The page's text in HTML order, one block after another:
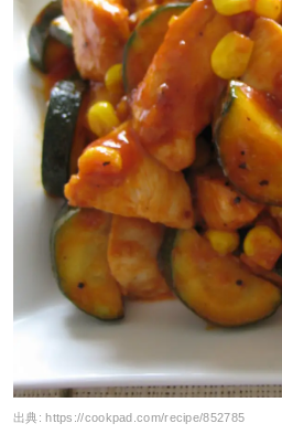
出典: https://cookpad.com/recipe/852785